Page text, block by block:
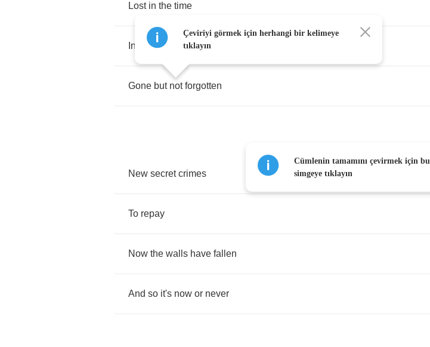
Lost in the time
In the way
Gone but not forgotten
New secret crimes
To repay
Now the walls have fallen
And so it's now or never
Çeviriyi görmek için herhangi bir kelimeye
tıklayın
Cümlenin tamamını çevirmek için bu
simgeye tıklayın